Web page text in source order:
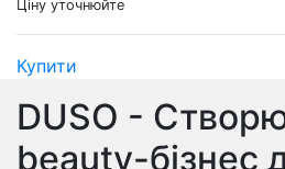
Ціну уточнюйте
Купити
DUSO -
beauty-бізнес